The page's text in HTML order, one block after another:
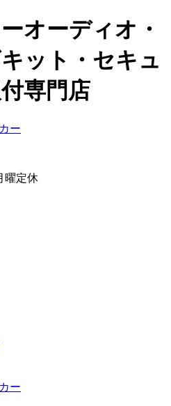
オーディオ・
ット・セキュ
専門店
ー
曜定休
ー